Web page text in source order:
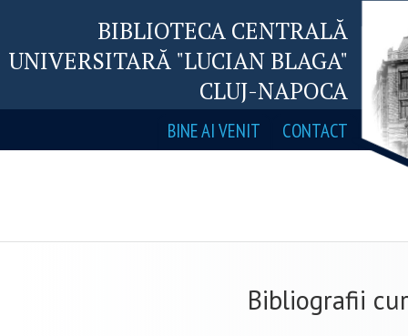
BIBLIOTECA CENTRALĂ
UNIVERSITARĂ "LUCIAN BLAGA"
CLUJ-NAPOCA
BINE AI VENIT CONTACT
Bibliografii